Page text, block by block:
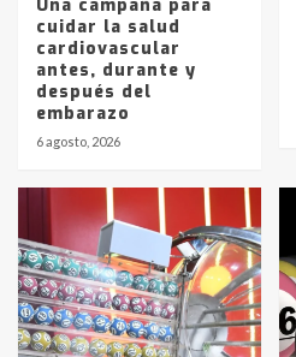
Una campaña para
cuidar la salud
cardiovascular
antes, durante y
después del
embarazo
6 agosto, 2026